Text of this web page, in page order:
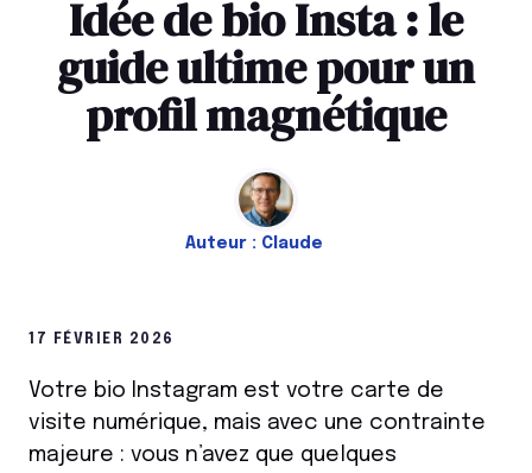
Idée de bio Insta : le
guide ultime pour un
profil magnétique
Auteur : Claude
17 FÉVRIER 2026
Votre bio Instagram est votre carte de
visite numérique, mais avec une contrainte
majeure : vous n’avez que quelques